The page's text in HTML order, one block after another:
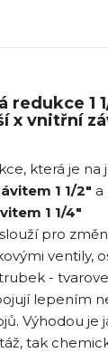
redukce 1
x vnitřní
která je na
1 1/2" a
1 1/4"
pro
ventily,
-
lepením
Výhodou je
tak